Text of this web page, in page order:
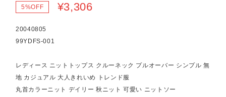
5%OFF
¥3,306
20040805
99YDFS-001
レディース ニットトップス クルーネック プルオーバー シンプル 無
地 カジュアル 大人きれいめ トレンド服
丸首カラーニット デイリー 秋ニット 可愛い ニットソー